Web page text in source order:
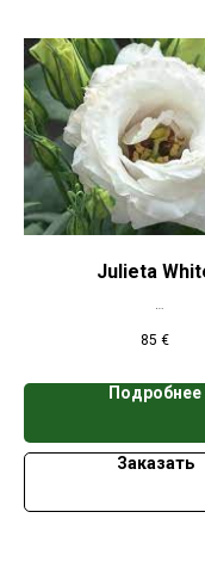
Julieta
кассет
85 €
Подробнее
Заказать